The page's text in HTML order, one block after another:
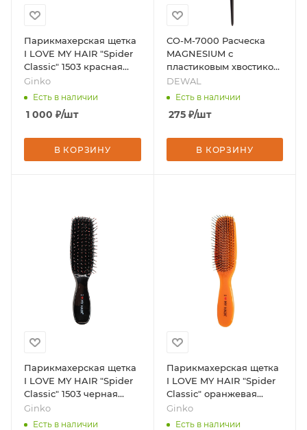
Парикмахерская щетка
I LOVE MY HAIR "Spider
Classic" 1503 красная
глянцевая S, бренд -
Ginko
Ginko
Есть в наличии
1 000 ₽/шт
В КОРЗИНУ
CO-M-7000 Расческа
MAGNESIUM с
пластиковым хвостиком,
черная 22,5 см, бренд -
DEWAL
DEWAL
Есть в наличии
275₽/шт
В КОРЗИНУ
Парикмахерская щетка
I LOVE MY HAIR "Spider
Classic" 1503 черная
глянцевая S, бренд -
Ginko
Ginko
Есть в наличии
Парикмахерская щетка
I LOVE MY HAIR "Spider
Classic" оранжевая
глянцевая M, бренд -
Ginko
Ginko
Есть в наличии